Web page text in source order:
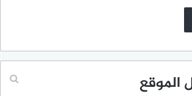
الموقع